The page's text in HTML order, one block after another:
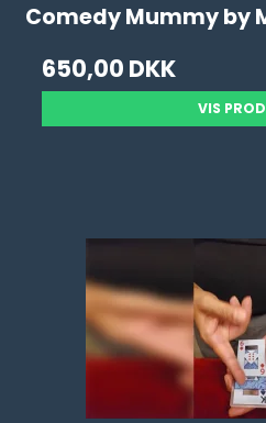
Comedy Mummy by
650,00 DKK
VIS